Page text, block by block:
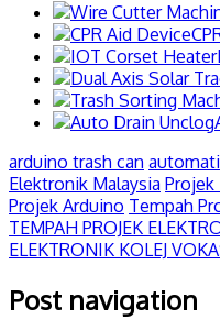
arduino trash can
Elektronik Malaysia Projek
Projek Arduino Tempah
TEMPAH PROJEK
ELEKTRONIK KOLEJ
Post navigation